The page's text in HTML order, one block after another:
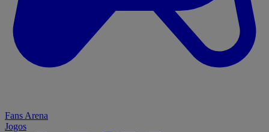
Fans Arena
Jogos